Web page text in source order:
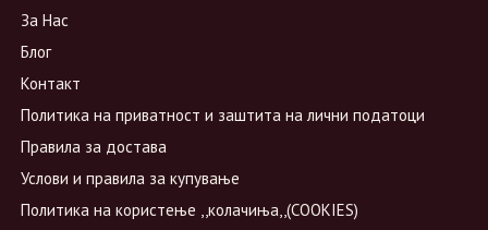
За Нас
Блог
Контакт
Политика на приватност и заштита на лични податоци
Правила за достава
Услови и правила за купување
Политика на користење ,,колачиња,,(COOKIES)